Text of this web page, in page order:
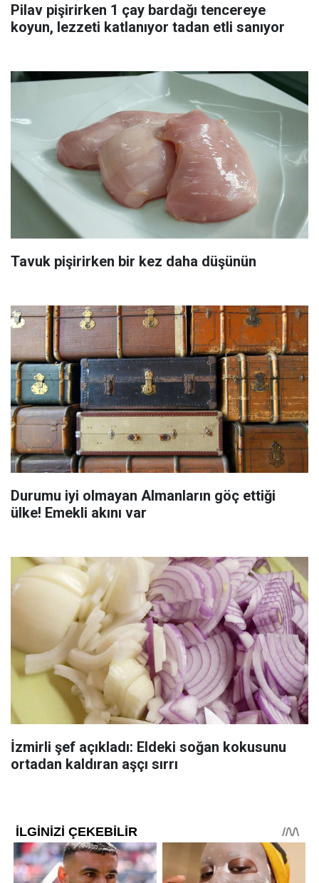
Pilav pişirirken 1 çay bardağı tencereye
koyun, lezzeti katlanıyor tadan etli sanıyor
Tavuk pişirirken bir kez daha düşünün
Durumu iyi olmayan Almanların göç ettiği
ülke! Emekli akını var
İzmirli şef açıkladı: Eldeki soğan kokusunu
ortadan kaldıran aşçı sırrı